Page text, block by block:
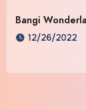
Bangi
12/26/2022